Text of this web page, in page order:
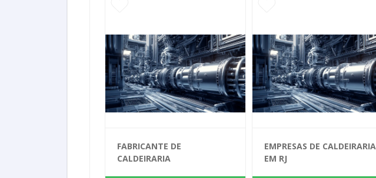
FABRICANTE DE
CALDEIRARIA
EMPRESAS DE CALDEIRARIA
EM RJ